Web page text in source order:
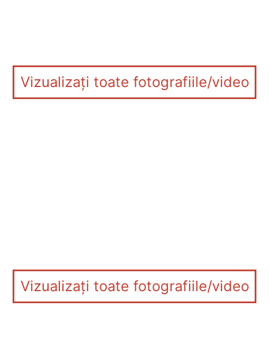
Vizualizați toate fotografiile/video
Vizualizați toate fotografiile/video